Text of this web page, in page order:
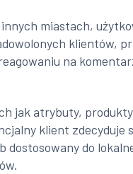
miastach,
klientów,
na
jak atrybuty,
klient zdecyduje
do